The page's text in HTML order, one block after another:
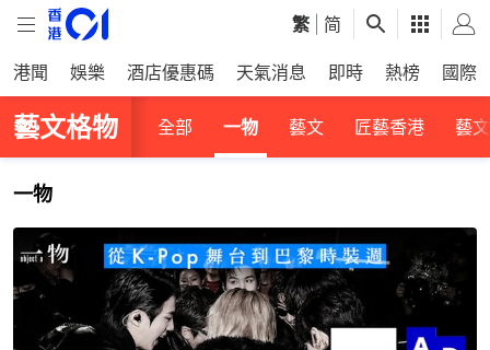
繁 简
港聞 娛樂 酒店優惠碼 天氣消息 即時 熱榜 國際
藝文格物 全部 一物 藝文 匠藝香港 藝
一物